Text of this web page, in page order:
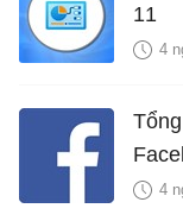
11
4
4